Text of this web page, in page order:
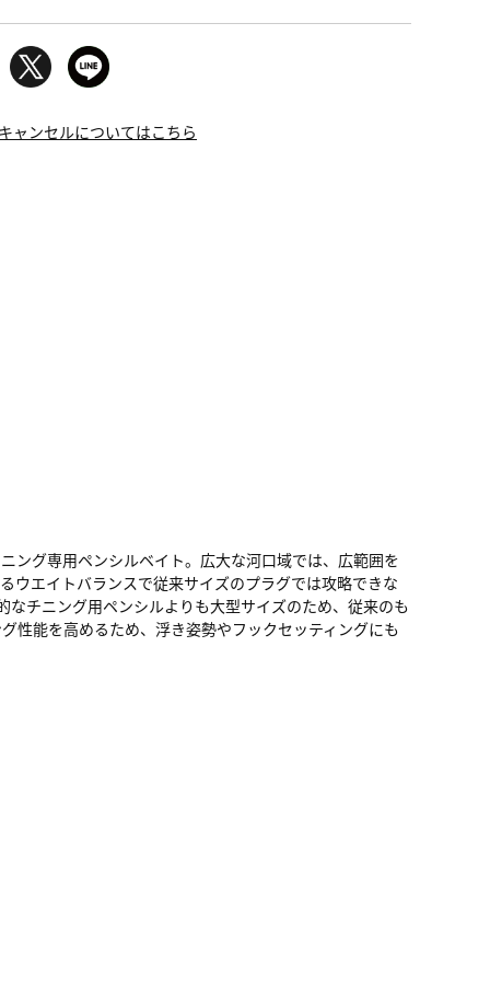
ャンセルについてはこちら
ング専用ペンシルベイト。広大な河口域では、広範囲を
ウエイトバランスで従来サイズのプラグでは攻略できな
チニング用ペンシルよりも大型サイズのため、従来のも
性能を高めるため、浮き姿勢やフックセッティングにも